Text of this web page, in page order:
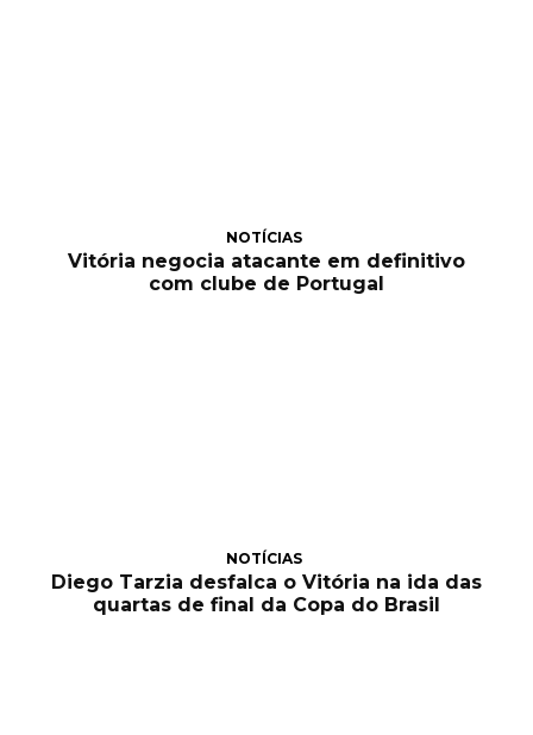
NOTÍCIAS
Vitória negocia atacante em definitivo
com clube de Portugal
NOTÍCIAS
Diego Tarzia desfalca o Vitória na ida das
quartas de final da Copa do Brasil